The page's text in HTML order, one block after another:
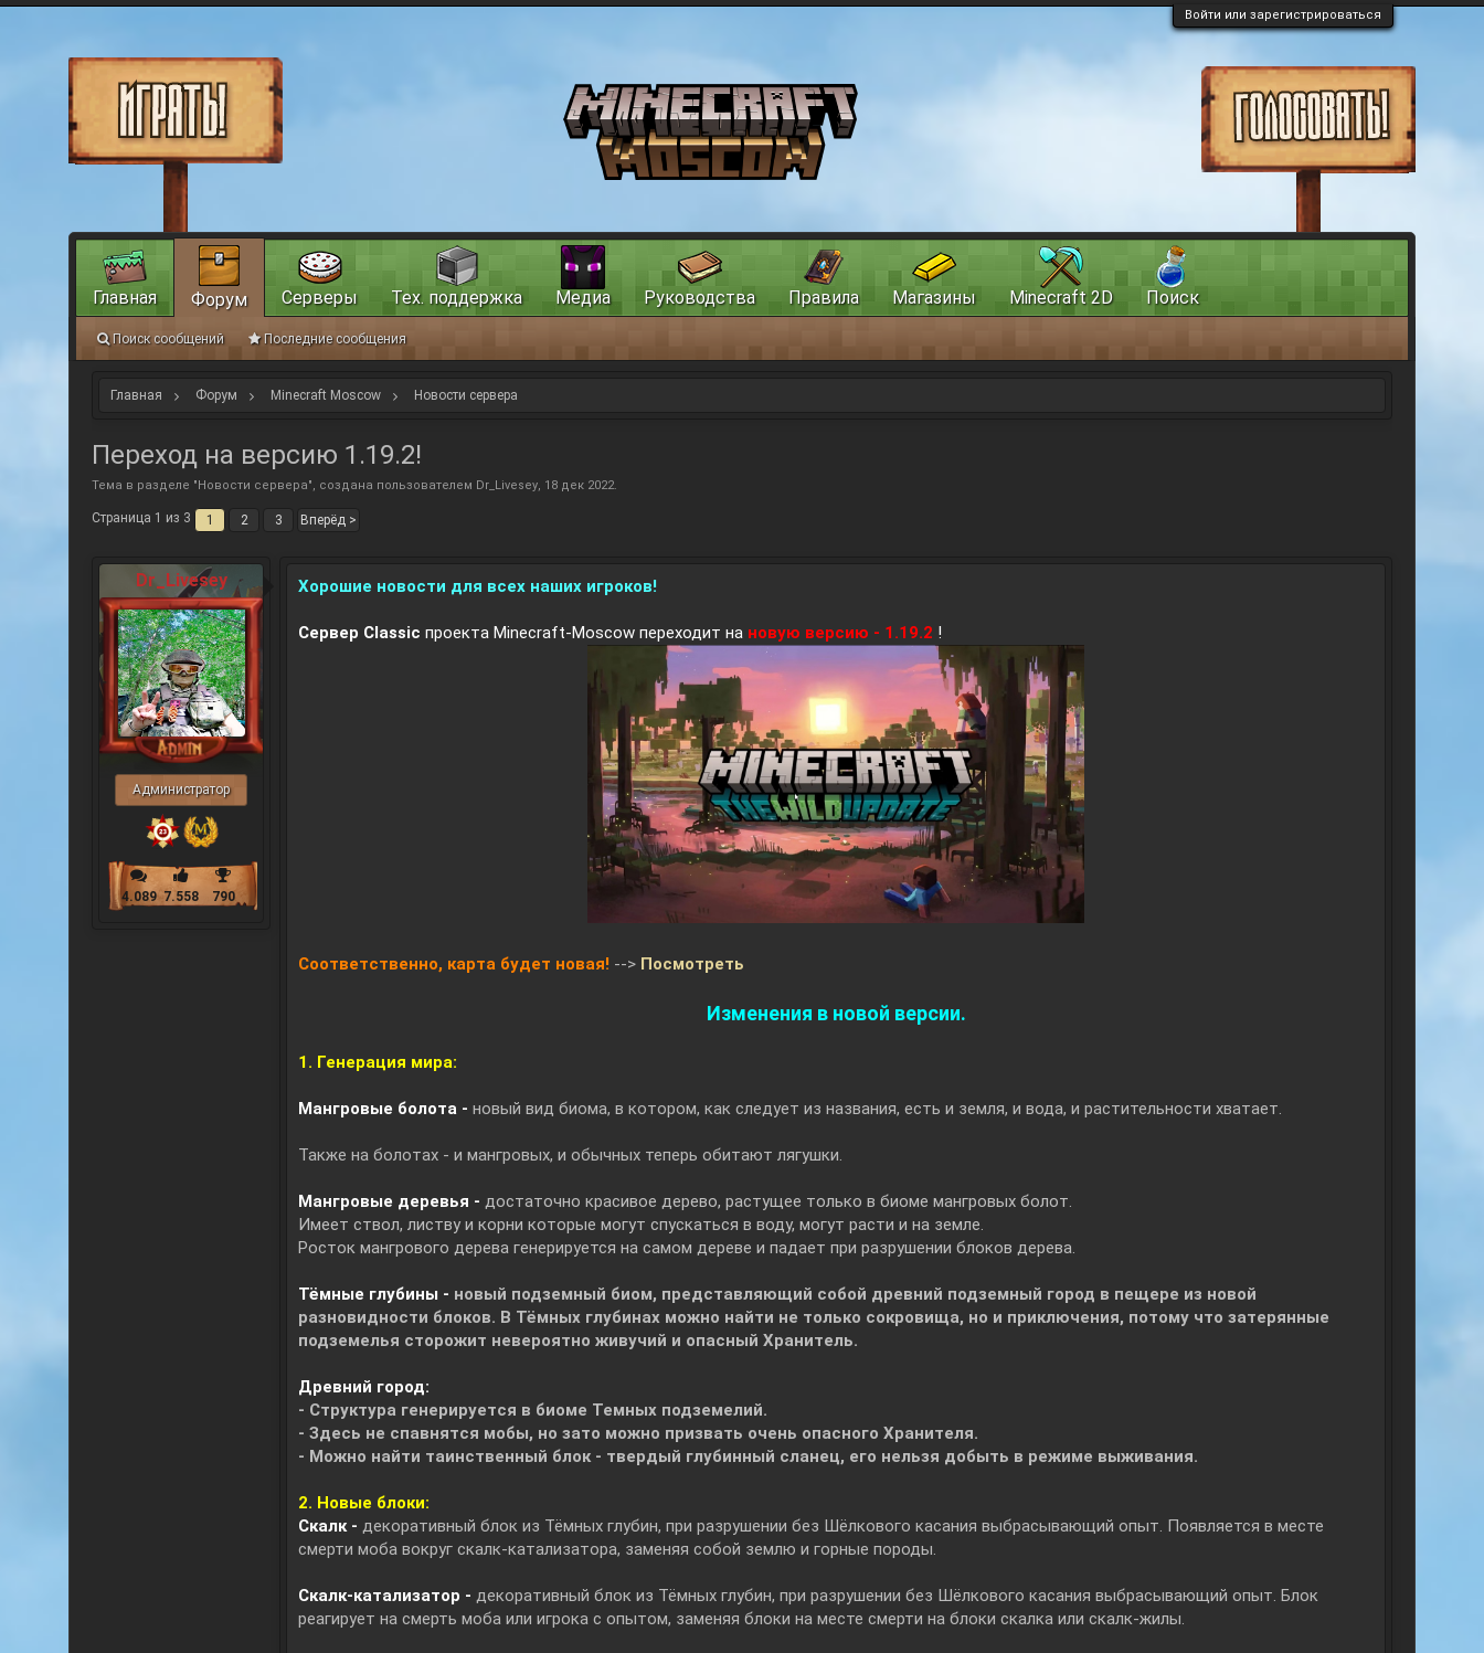
Войти или зарегистрироваться
Главная Форум Minecraft Moscow Новости сервера
Переход на версию 1.19.2!
Тема в разделе "Новости сервера", создана пользователем Dr_Livesey, 18 дек 2022.
Страница 1 из 3 1 2 3 Вперёд >
Dr_Livesey
Администратор
4.089 7.558 790
Хорошие новости для всех наших игроков!
Сервер Classic проекта Minecraft-Moscow переходит на новую версию - 1.19.2 !
Соответственно, карта будет новая! --> Посмотреть
Изменения в новой версии.
1. Генерация мира:
Мангровые болота - новый вид биома, в котором, как следует из названия, есть и земля, и вода, и растительности хватает.
Также на болотах - и мангровых, и обычных теперь обитают лягушки.
Мангровые деревья - достаточно красивое дерево, растущее только в биоме мангровых болот.
Имеет ствол, листву и корни которые могут спускаться в воду, могут расти и на земле.
Росток мангрового дерева генерируется на самом дереве и падает при разрушении блоков дерева.
Тёмные глубины - новый подземный биом, представляющий собой древний подземный город в пещере из новой
разновидности блоков. В Тёмных глубинах можно найти не только сокровища, но и приключения, потому что затерянные
подземелья сторожит невероятно живучий и опасный Хранитель.
Древний город:
- Структура генерируется в биоме Темных подземелий.
- Здесь не спавнятся мобы, но зато можно призвать очень опасного Хранителя.
- Можно найти таинственный блок - твердый глубинный сланец, его нельзя добыть в режиме выживания.
2. Новые блоки:
Скалк - декоративный блок из Тёмных глубин, при разрушении без Шёлкового касания выбрасывающий опыт. Появляется в месте
смерти моба вокруг скалк-катализатора, заменяя собой землю и горные породы.
Скалк-катализатор - декоративный блок из Тёмных глубин, при разрушении без Шёлкового касания выбрасывающий опыт. Блок
реагирует на смерть моба или игрока с опытом, заменяя блоки на месте смерти на блоки скалка или скалк-жилы.
Главная Форум
Поиск сообщений Последние сообщения
Серверы Тех. поддержка Медиа Руководства Правила Магазины Minecraft 2D Поиск